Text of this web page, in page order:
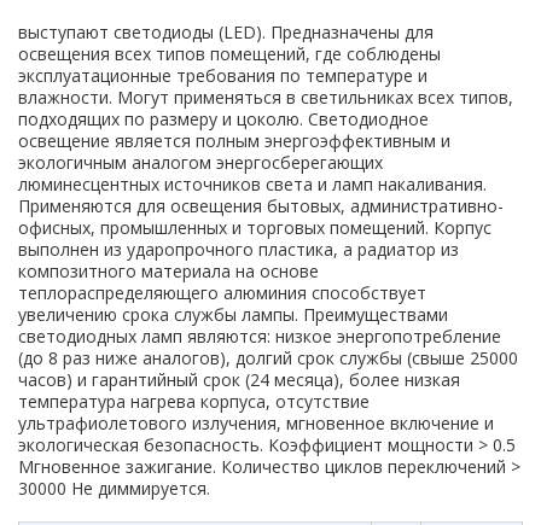
выступают светодиоды (LED). Предназначены для
освещения всех типов помещений, где соблюдены
эксплуатационные требования по температуре и
влажности. Могут применяться в светильниках всех типов,
подходящих по размеру и цоколю. Светодиодное
освещение является полным энергоэффективным и
экологичным аналогом энергосберегающих
люминесцентных источников света и ламп накаливания.
Применяются для освещения бытовых, административно-
офисных, промышленных и торговых помещений. Корпус
выполнен из ударопрочного пластика, а радиатор из
композитного материала на основе
теплораспределяющего алюминия способствует
увеличению срока службы лампы. Преимуществами
светодиодных ламп являются: низкое энергопотребление
(до 8 раз ниже аналогов), долгий срок службы (свыше 25000
часов) и гарантийный срок (24 месяца), более низкая
температура нагрева корпуса, отсутствие
ультрафиолетового излучения, мгновенное включение и
экологическая безопасность. Коэффициент мощности > 0.5
Мгновенное зажигание. Количество циклов переключений >
30000 Не диммируется.